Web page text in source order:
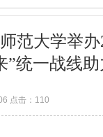
范大学举
”统一战线
点击： 110